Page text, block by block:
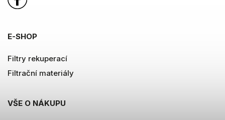
E-SHOP
Filtry rekuperací
Filtrační materiály
VŠE O NÁKUPU